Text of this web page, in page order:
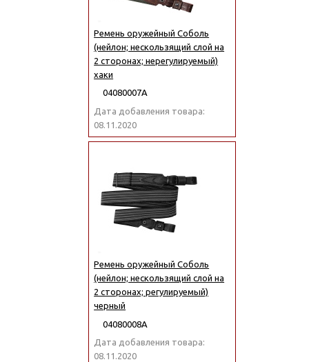
Ремень оружейный Соболь
(нейлон; нескользящий слой на
2 сторонах; нерегулируемый)
хаки
04080007А
Дата добавления товара:
08.11.2020
Ремень оружейный Соболь
(нейлон; нескользящий слой на
2 сторонах; регулируемый)
черный
04080008А
Дата добавления товара:
08.11.2020